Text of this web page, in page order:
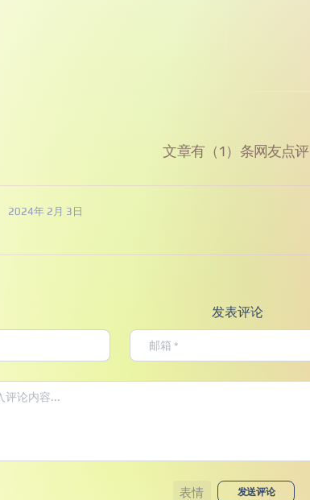
文章有（1）条网友点评
2024年 2月 3日
发表评论
表情 发送评论